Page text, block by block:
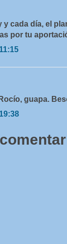
y cada día, el
por tu
guapa.